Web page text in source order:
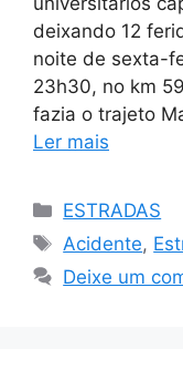
deixando 12
noite de sexta-
23h30, no km
fazia o trajeto
Ler mais
Categorias
ESTRADAS
Tags
Acidente,
Deixe um